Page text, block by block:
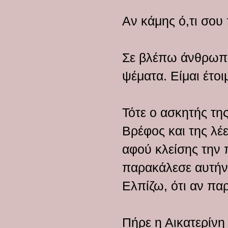
Αν κάμης ό,τι
Σε βλέπω
ψέματα. Είμαι
Τότε ο ασκητής
Βρέφος και της
αφού κλείσης την
παρακάλεσε
Ελπίζω, ότι αν
Πήρε η